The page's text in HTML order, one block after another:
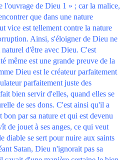
l'ouvrage de Dieu 1 » ; car la malice,
que dans une nature
vice est tellement contre la nature
Ainsi, s'éloigner de Dieu ne
d'être avec Dieu. C'est
même est une grande preuve de la
Dieu est le créateur parfaitement
parfaitement juste des
bien servir d'elles, quand elles se
de ses dons. C'est ainsi qu'il a
par sa nature et qui est devenu
de jouet à ses anges, ce qui veut
diable se sert pour nuire aux saints
Satan, Dieu n'ignorait pas sa